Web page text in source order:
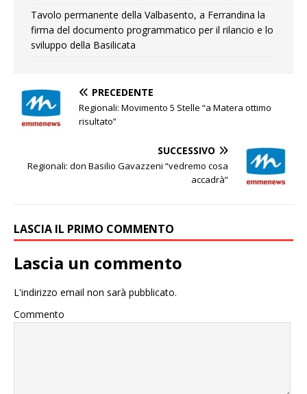
Tavolo permanente della Valbasento, a Ferrandina la
firma del documento programmatico per il rilancio e lo
sviluppo della Basilicata
PRECEDENTE
Regionali: Movimento 5 Stelle “a Matera ottimo
risultato”
SUCCESSIVO
Regionali: don Basilio Gavazzeni “vedremo cosa
accadrà”
LASCIA IL PRIMO COMMENTO
Lascia un commento
L'indirizzo email non sarà pubblicato.
Commento